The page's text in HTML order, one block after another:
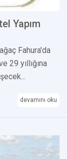
Yapım
Fahura'da
29 yıllığına
devamını oku